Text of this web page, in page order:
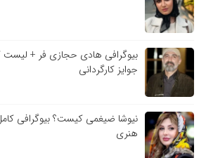
بیوگرافی هادی حجازی فر + لیست
جوایز کارگردانی
نیوشا ضیغمی کیست؟ بیوگرافی
هنری